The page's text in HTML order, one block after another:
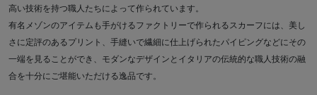
高い技術を持つ職人たちによって作られています。
有名メゾンのアイテムも手がけるファクトリーで作られるスカーフには、美し
さに定評のあるプリント、手縫いで繊細に仕上げられたパイピングなどにその
一端を見ることができ、モダンなデザインとイタリアの伝統的な職人技術の融
合を十分にご堪能いただける逸品です。